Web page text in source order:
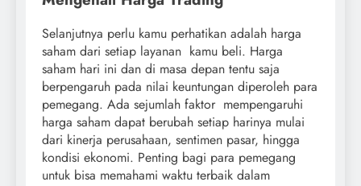
Selanjutnya perlu kamu perhatikan adalah harga
saham dari setiap layanan kamu beli. Harga
saham hari ini dan di masa depan tentu saja
berpengaruh pada nilai keuntungan diperoleh para
pemegang. Ada sejumlah faktor mempengaruhi
harga saham dapat berubah setiap harinya mulai
dari kinerja perusahaan, sentimen pasar, hingga
kondisi ekonomi. Penting bagi para pemegang
untuk bisa memahami waktu terbaik dalam